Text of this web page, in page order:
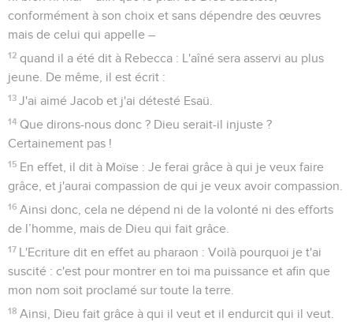
conformément à son choix et sans dépendre des œuvres
mais de celui qui appelle –
12 quand il a été dit à Rebecca : L'aîné sera asservi au plus
jeune. De même, il est écrit :
13 J'ai aimé Jacob et j'ai détesté Esaü.
14 Que dirons-nous donc ? Dieu serait-il injuste ?
Certainement pas !
15 En effet, il dit à Moïse : Je ferai grâce à qui je veux faire
grâce, et j'aurai compassion de qui je veux avoir compassion.
16 Ainsi donc, cela ne dépend ni de la volonté ni des efforts
de l’homme, mais de Dieu qui fait grâce.
17 L'Ecriture dit en effet au pharaon : Voilà pourquoi je t'ai
suscité : c'est pour montrer en toi ma puissance et afin que
mon nom soit proclamé sur toute la terre.
18 Ainsi, Dieu fait grâce à qui il veut et il endurcit qui il veut.